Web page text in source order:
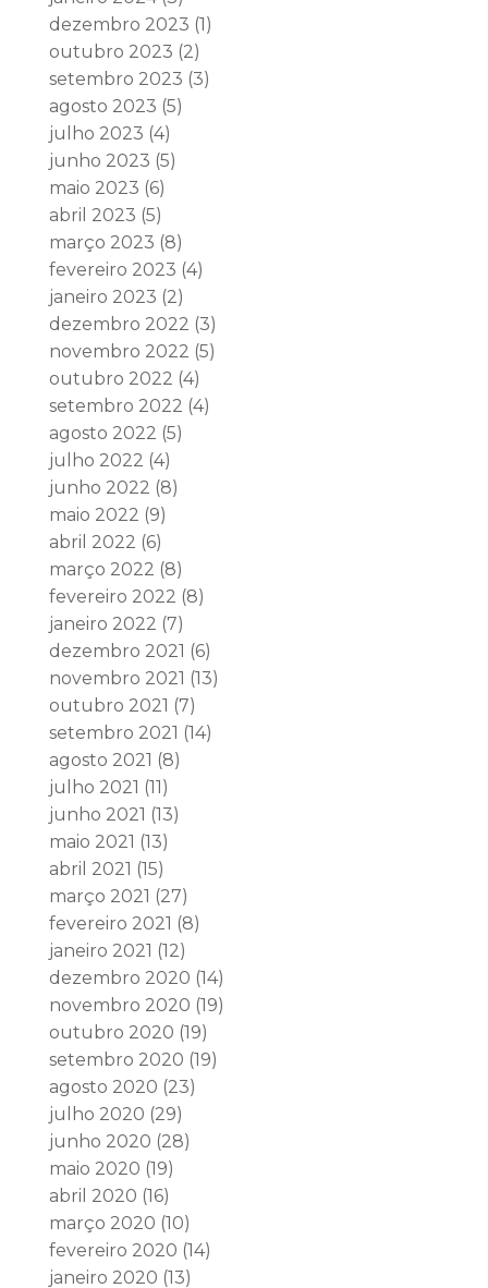
dezembro 2023 (1)
outubro 2023 (2)
setembro 2023 (3)
agosto 2023 (5)
julho 2023 (4)
junho 2023 (5)
maio 2023 (6)
abril 2023 (5)
março 2023 (8)
fevereiro 2023 (4)
janeiro 2023 (2)
dezembro 2022 (3)
novembro 2022 (5)
outubro 2022 (4)
setembro 2022 (4)
agosto 2022 (5)
julho 2022 (4)
junho 2022 (8)
maio 2022 (9)
abril 2022 (6)
março 2022 (8)
fevereiro 2022 (8)
janeiro 2022 (7)
dezembro 2021 (6)
novembro 2021 (13)
outubro 2021 (7)
setembro 2021 (14)
agosto 2021 (8)
julho 2021 (11)
junho 2021 (13)
maio 2021 (13)
abril 2021 (15)
março 2021 (27)
fevereiro 2021 (8)
janeiro 2021 (12)
dezembro 2020 (14)
novembro 2020 (19)
outubro 2020 (19)
setembro 2020 (19)
agosto 2020 (23)
julho 2020 (29)
junho 2020 (28)
maio 2020 (19)
abril 2020 (16)
março 2020 (10)
fevereiro 2020 (14)
janeiro 2020 (13)